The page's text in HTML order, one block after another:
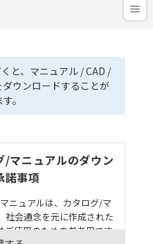
と、マニュアル / CAD /
ウンロードすることが
。
/マニュアルのダウン
諾事項
ニュアルは、カタログ/マ
社会通念を元に作成された
ご使用のための参考用です